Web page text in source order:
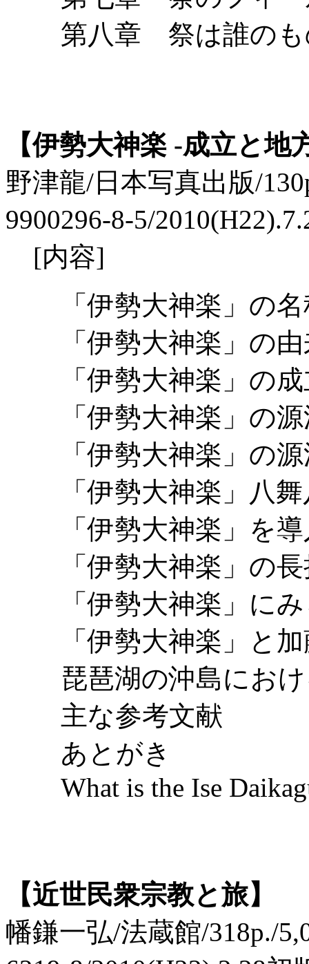
第八章 祭は誰のも
【伊勢大神楽 -成立と地
野津龍/日本写真出版/
9900296-8-5/
[内容]
「伊勢大神楽」の
「伊勢大神楽」の
「伊勢大神楽」の
「伊勢大神楽」の
「伊勢大神楽」の
「伊勢大神楽」八
「伊勢大神楽」を
「伊勢大神楽」の
「伊勢大神楽」に
「伊勢大神楽」と
琵琶湖の沖島にお
主な参考文献
あとがき
What is the Ise
【近世民衆宗教と旅】
幡鎌一弘/法蔵館/318p./